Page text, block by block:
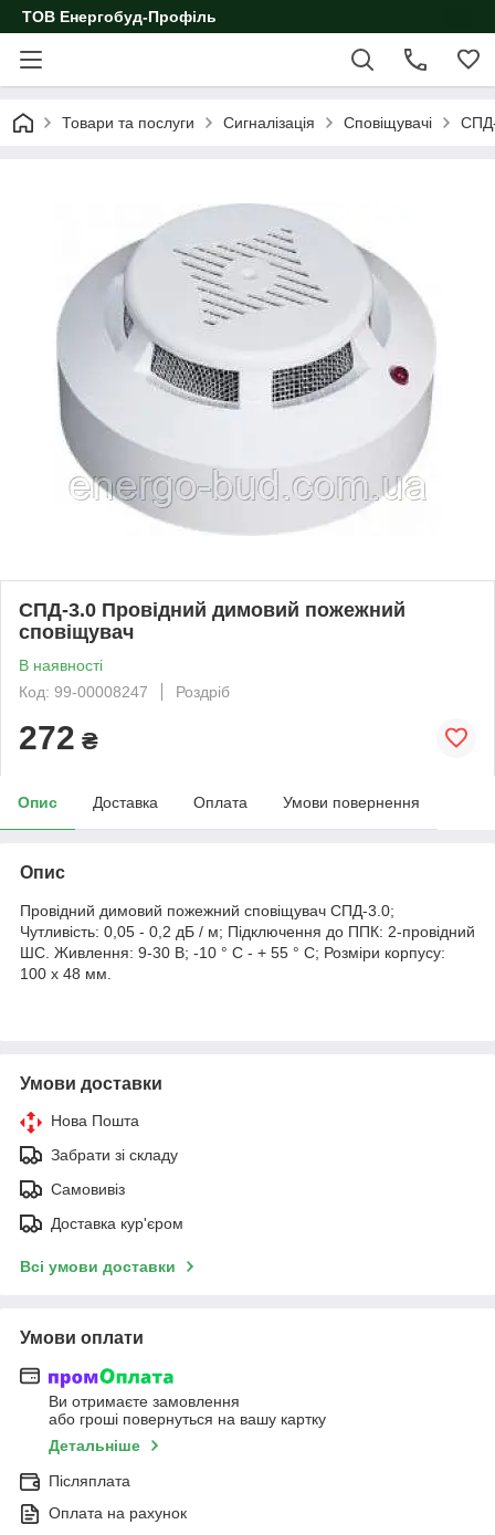
ТОВ Енергобуд-Профіль
Товари та послуги Сигналізація Сповіщувачі
СПД-3.0 Провідний димовий пожежний
сповіщувач
В наявності
Код: 99-00008247
Роздріб
272 ₴
Опис Доставка Оплата Умови повернення
Опис
Провідний димовий пожежний сповіщувач СПД-3.0;
Чутливість: 0,05 - 0,2 дБ / м; Підключення до ППК: 2-провідний
ШС. Живлення: 9-30 В; -10 ° C - + 55 ° C; Розміри корпусу:
100 х 48 мм.
Умови доставки
Нова Пошта
Забрати зі складу
Самовивіз
Доставка кур'єром
Всі умови доставки
Умови оплати
Ви отримаєте замовлення
або гроші повернуться на вашу картку
Детальніше
Післяплата
Оплата на рахунок